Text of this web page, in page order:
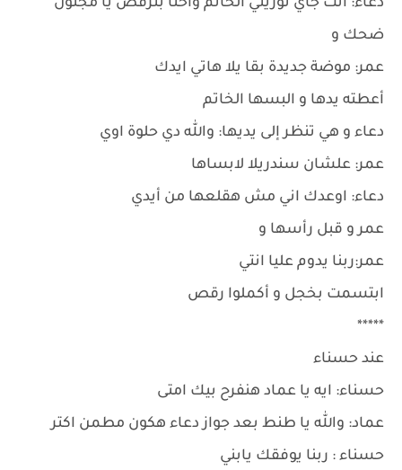
دعاء: انت جاي توريني الخاتم واحنا بنرقص يا مجنون
ضحك و
عمر: موضة جديدة بقا يلا هاتي ايدك
أعطته يدها و البسها الخاتم
دعاء و هي تنظر إلى يديها: والله دي حلوة اوي
عمر: علشان سندريلا لابساها
دعاء: اوعدك اني مش هقلعها من أيدي
عمر و قبل رأسها و
عمر:ربنا يدوم عليا انتي
ابتسمت بخجل و أكملوا رقص
*****
عند حسناء
حسناء: ايه يا عماد هنفرح بيك امتى
عماد: والله يا طنط بعد جواز دعاء هكون مطمن اكتر
حسناء : ربنا يوفقك يابني